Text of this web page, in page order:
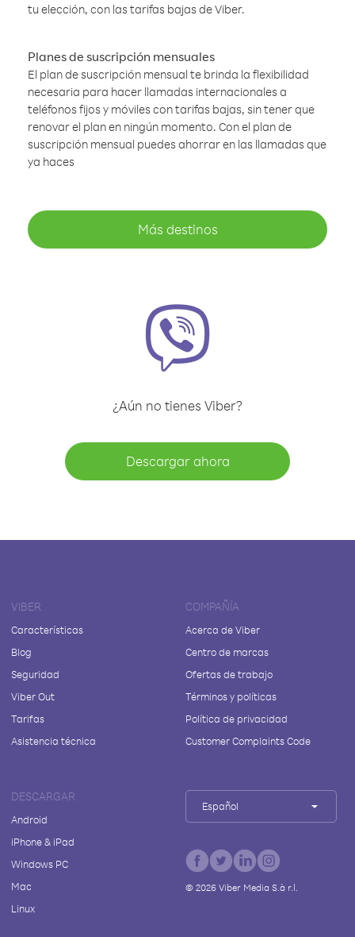
tu elección, con las tarifas bajas de Viber.
Planes de suscripción mensuales
El plan de suscripción mensual te brinda la flexibilidad
necesaria para hacer llamadas internacionales a
teléfonos fijos y móviles con tarifas bajas, sin tener que
renovar el plan en ningún momento. Con el plan de
suscripción mensual puedes ahorrar en las llamadas que
ya haces
Más destinos
¿Aún no tienes Viber?
Descargar ahora
VIBER
Características
Blog
Seguridad
Viber Out
Tarifas
Asistencia técnica
COMPAÑÍA
Acerca de Viber
Centro de marcas
Ofertas de trabajo
Términos y políticas
Política de privacidad
Customer Complaints Code
DESCARGAR
Android
iPhone & iPad
Windows PC
Mac
Linux
Español
© 2026Viber Media S.à r.l.